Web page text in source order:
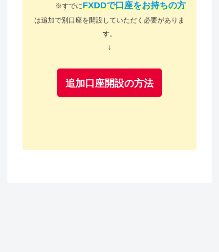
※すでにFXDDで口座をお持ちの方
は追加で別口座を開設していただく必要がありま
す。
↓
追加口座開設の方法